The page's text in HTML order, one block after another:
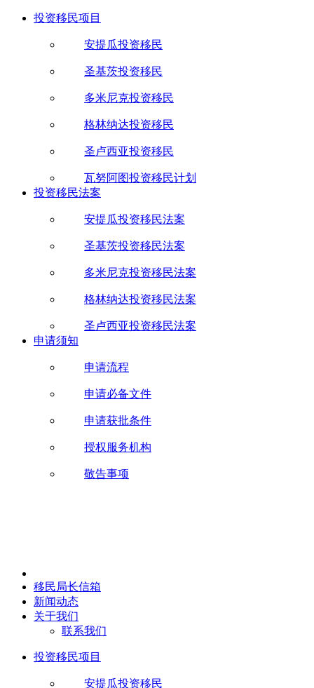
投资移民项目
安提瓜投资移民
圣基茨投资移民
多米尼克投资移民
格林纳达投资移民
圣卢西亚投资移民
瓦努阿图投资移民计划
投资移民法案
安提瓜投资移民法案
圣基茨投资移民法案
多米尼克投资移民法案
格林纳达投资移民法案
圣卢西亚投资移民法案
申请须知
申请流程
申请必备文件
申请获批条件
授权服务机构
敬告事项
移民局长信箱
新闻动态
关于我们
联系我们
投资移民项目
安提瓜投资移民